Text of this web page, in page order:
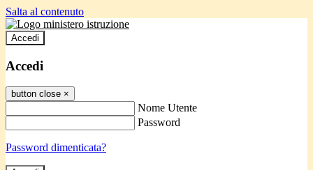
Salta al contenuto
Accedi
Accedi
button close ×
Nome Utente
Password
Password dimenticata?